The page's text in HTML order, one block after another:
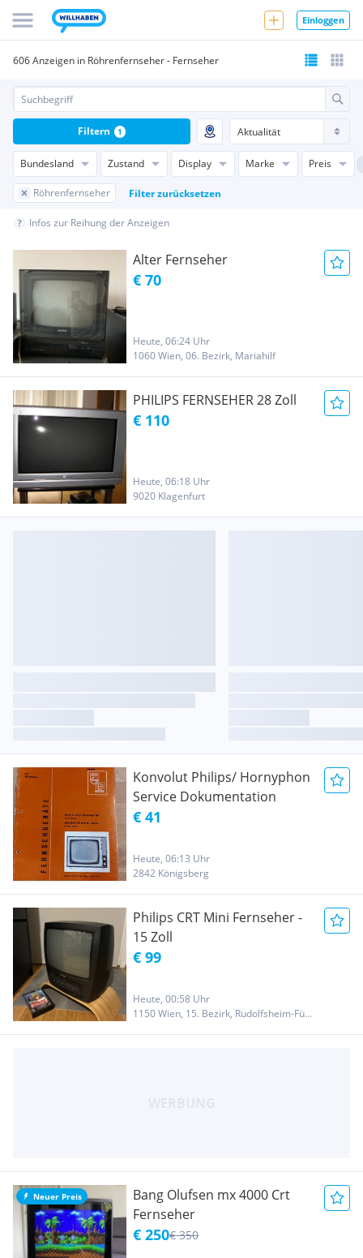
Einloggen
606 Anzeigen in Röhrenfernseher - Fernseher
Bundesland Zustand Display Marke Preis
Röhrenfernseher Filter zurücksetzen
Filtern 1
Infos zur Reihung der Anzeigen
Alter Fernseher
€ 70
Heute, 06:24 Uhr
1060 Wien, 06. Bezirk, Mariahilf
PHILIPS FERNSEHER 28 Zoll
€ 110
Heute, 06:18 Uhr
9020 Klagenfurt
Konvolut Philips/ Hornyphon
Service Dokumentation
€ 41
Heute, 06:13 Uhr
2842 Königsberg
Philips CRT Mini Fernseher -
15 Zoll
€ 99
Heute, 00:58 Uhr
1150 Wien, 15. Bezirk, Rudolfsheim-Fünfhaus
Neuer Preis
Bang Olufsen mx 4000 Crt
Fernseher
€ 250€ 350